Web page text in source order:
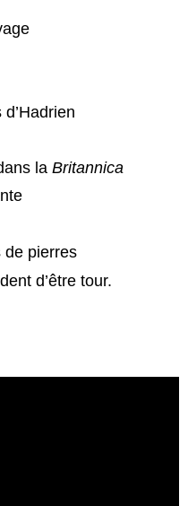
laBritannica
de pierres
d’être tour.